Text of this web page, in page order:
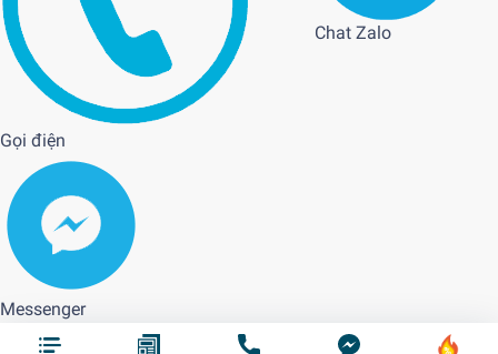
Gọi điện
Chat Zalo
Messenger